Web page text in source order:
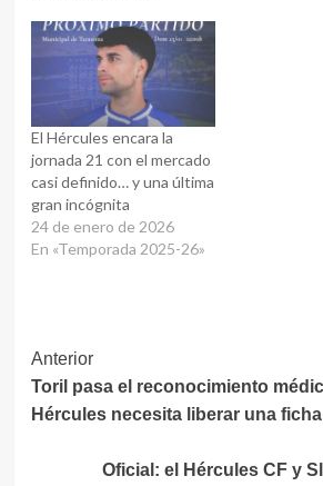
El Hércules encara la
jornada 21 con el mercado
casi definido… y una última
gran incógnita
24 de enero de 2026
En «Temporada 2025-26»
Navegación
de
Anterior
Toril pasa el reconocimiento
Hércules necesita liberar una ficha
Oficial: el Hércules CF y